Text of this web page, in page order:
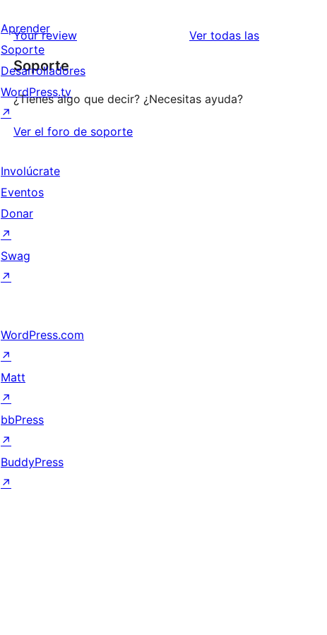
Your review Ver todas lasvaloraciones
Soporte
¿Tienes algo que decir? ¿Necesitas ayuda?
Ver el foro de soporte
Aprender
Soporte
Desarrolladores
WordPress.tv
↗
Involúcrate
Eventos
Donar
↗
Swag
↗
WordPress.com
↗
Matt
↗
bbPress
↗
BuddyPress
↗